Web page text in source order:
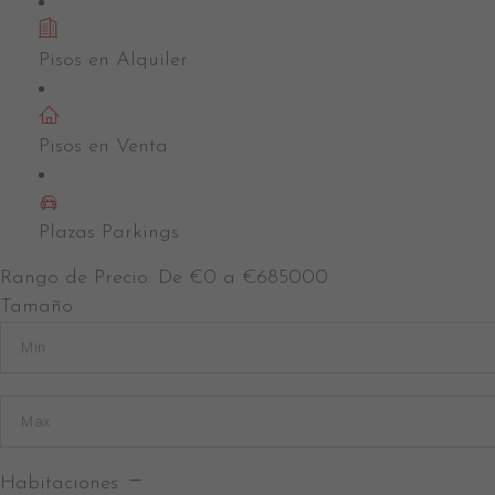
Pisos en Alquiler
Pisos en Venta
Plazas Parkings
Rango de Precio: De €0 a €685000
Tamaño
Habitaciones